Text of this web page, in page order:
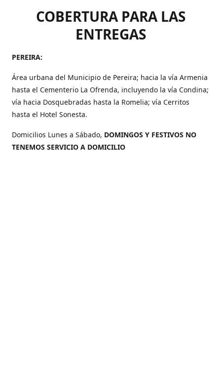
COBERTURA PARA LAS
ENTREGAS
PEREIRA:
Área urbana del Municipio de Pereira; hacia la vía Armenia
hasta el Cementerio La Ofrenda, incluyendo la vía Condina;
vía hacia Dosquebradas hasta la Romelia; vía Cerritos
hasta el Hotel Sonesta.
Domicilios Lunes a Sábado, DOMINGOS Y FESTIVOS NO
TENEMOS SERVICIO A DOMICILIO